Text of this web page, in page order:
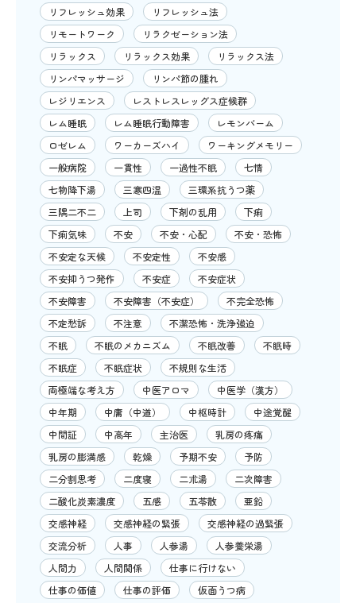
リフレッシュ効果
リフレッシュ法
リモートワーク
リラクゼーション法
リラックス
リラックス効果
リラックス法
リンパマッサージ
リンパ節の腫れ
レジリエンス
レストレスレッグス症候群
レム睡眠
レム睡眠行動障害
レモンバーム
ロゼレム
ワーカーズハイ
ワーキングメモリー
一般病院
一貫性 一過性不眠
七情
七物降下湯
三寒四温
三環系抗うつ薬
三隅二不二
上司 下剤の乱用
下痢
下痢気味
不安 不安・心配
不安・恐怖
不安定な天候
不安定性
不安感
不安抑うつ発作
不安症
不安症状
不安障害
不安障害（不安症）
不完全恐怖
不定愁訴
不注意
不潔恐怖・洗浄強迫
不眠
不眠のメカニズム 不眠改善
不眠時
不眠症
不眠症状
不規則な生活
両極端な考え方
中医アロマ
中医学（漢方）
中年期
中庸（中道） 中枢時計
中途覚醒
中間証
中高年 主治医
乳房の疼痛
乳房の膨満感
乾燥 予期不安
予防
二分割思考
二度寝 二朮湯
二次障害
二酸化炭素濃度
五感 五苓散
亜鉛
交感神経
交感神経の緊張
交感神経の過緊張
交流分析
人事 人参湯
人参養栄湯
人間力
人間関係
仕事に行けない
仕事の価値
仕事の評価
仮面うつ病